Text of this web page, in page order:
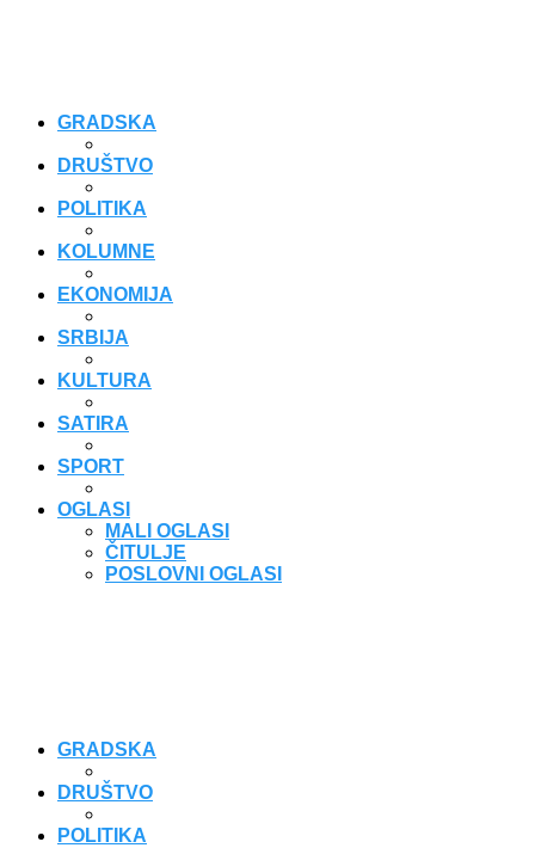
GRADSKA
DRUŠTVO
POLITIKA
KOLUMNE
EKONOMIJA
SRBIJA
KULTURA
SATIRA
SPORT
OGLASI
MALI OGLASI
ČITULJE
POSLOVNI OGLASI
GRADSKA
DRUŠTVO
POLITIKA